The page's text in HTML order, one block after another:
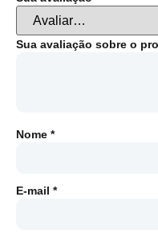
Sua avaliação sobre o
Nome *
E-mail *